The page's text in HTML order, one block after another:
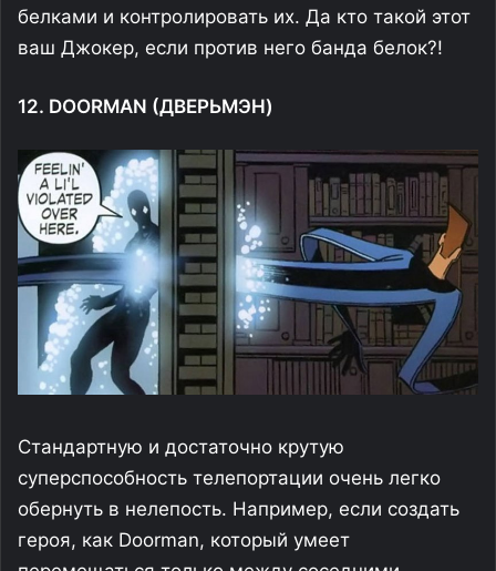
белками и контролировать их. Да кто такой этот
ваш Джокер, если против него банда белок?!
12. DOORMAN (ДВЕРЬМЭН)
Стандартную и достаточно крутую
суперспособность телепортации очень легко
обернуть в нелепость. Например, если создать
героя, как Doorman, который умеет